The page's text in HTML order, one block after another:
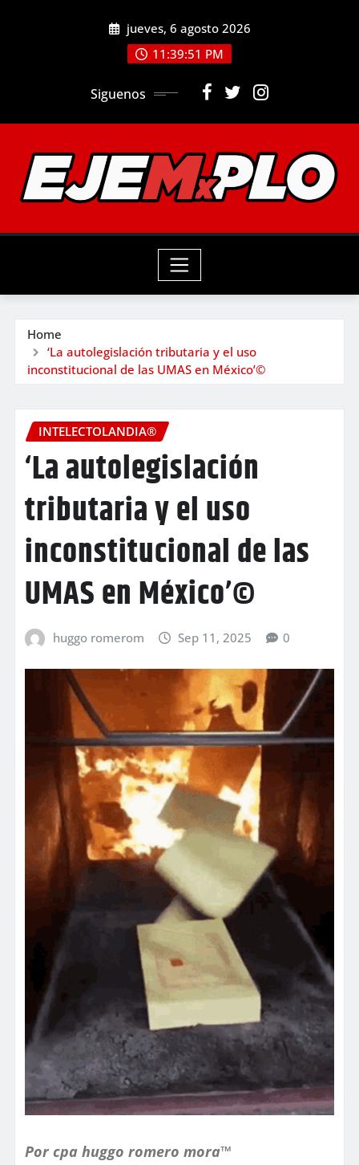
jueves, 6 agosto 2026
11:39:53 PM
Siguenos
Home
‘La autolegislación tributaria y el uso
inconstitucional de las UMAS en México’©
INTELECTOLANDIA®
‘La autolegislación
tributaria y el uso
inconstitucional de las
UMAS en México’©
huggo romerom Sep 11, 2025 0
Por cpa huggo romero mora™